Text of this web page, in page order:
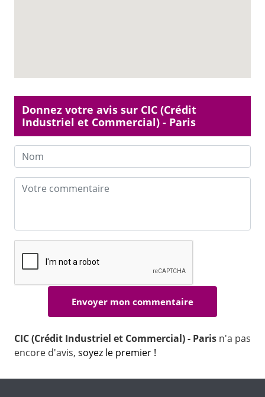
Donnez votre avis sur CIC (Crédit
Industriel et Commercial) - Paris
CIC (Crédit Industriel et Commercial) - Paris n'a pas
encore d'avis, soyez le premier !